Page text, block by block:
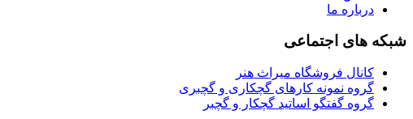
درباره ما
شبکه های اجتماعی
کانال فروشگاه میراث هنر
گروه نمونه کارهای گچکاری و گچبری
گروه گفتگو اساتید گچکار و گچبر